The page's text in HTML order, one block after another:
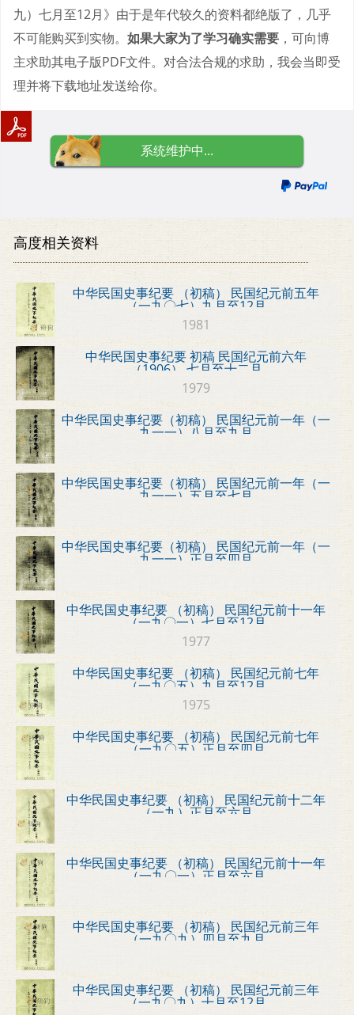
九）七月至12月》由于是年代较久的资料都绝版了，几乎
不可能购买到实物。 如果大家为了学习确实需要 ，可向博
主求助其电子版PDF文件。对合法合规的求助，我会当即受
理并将下载地址发送给你。
系统维护中...
高度相关资料
中华民国史事纪要 （初稿） 民国纪元前五年
（一九〇七）九月至12月
1981
中华民国史事纪要 初稿 民国纪元前六年
（1906） 七月至十二月
1979
中华民国史事纪要（初稿） 民国纪元前一年（一
九一一）八月至九月
中华民国史事纪要（初稿） 民国纪元前一年（一
九一一）五月至七月
中华民国史事纪要（初稿） 民国纪元前一年（一
九一一）正月至四月
中华民国史事纪要 （初稿） 民国纪元前十一年
（一九〇一）七月至12月
1977
中华民国史事纪要 （初稿） 民国纪元前七年
（一九〇五）九月至12月
1975
中华民国史事纪要 （初稿） 民国纪元前七年
（一九〇五）正月至四月
中华民国史事纪要 （初稿） 民国纪元前十二年
（一九）正月至六月
中华民国史事纪要 （初稿） 民国纪元前十一年
（一九〇一）正月至六月
中华民国史事纪要 （初稿） 民国纪元前三年
（一九〇九）四月至九月
中华民国史事纪要 （初稿） 民国纪元前三年
（一九〇九）十月至12月